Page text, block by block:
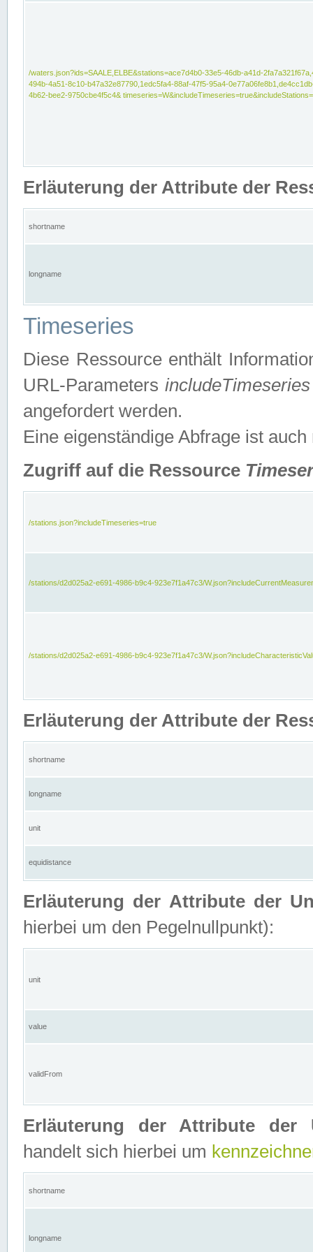
/waters.json?ids=SAALE,ELBE&stations=ace7d4b0-33e5-46db-a41d-
494b-4a51-8c10-b47a32e87790,1edc5fa4-88af-47f5-95a4-
4b62-bee2-9750cbe4f5c4&
Erläuterung der Attribute der
shortname
longname
Timeseries
Diese Ressource enthält
URL-ParametersincludeTimeseries
angefordert werden.
Eine eigenständige Abfrage ist auch
Zugriff auf die Ressource
/stations.json?includeTimeseries=true
/stations/d2d025a2-e691-4986-b9c4-923e7f1a47c3/
/stations/d2d025a2-e691-4986-b9c4-923e7f1a47c3/
Erläuterung der Attribute der
shortname
longname
unit
equidistance
Erläuterung der Attribute der
hierbei um den Pegelnullpunkt):
unit
value
validFrom
Erläuterung der Attribute der
handelt sich hierbei um
shortname
longname